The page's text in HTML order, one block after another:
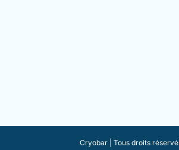
Cryobar | Tous droits